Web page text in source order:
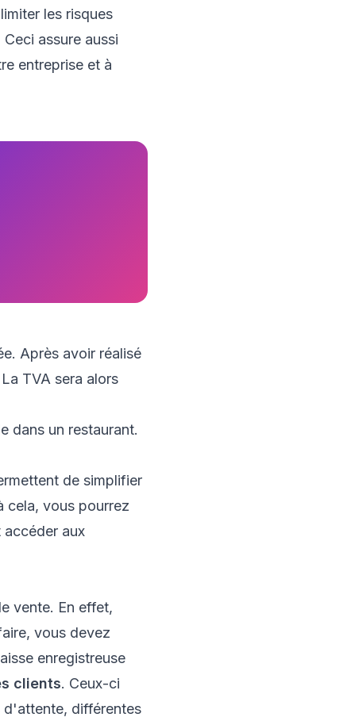
les risques
assure aussi
entreprise et à
Après avoir réalisé
TVA sera alors
de simplifier
cela, vous pourrez
accéder aux
vente. En effet,
vous devez
enregistreuse
clients. Ceux-ci
d'attente, différentes